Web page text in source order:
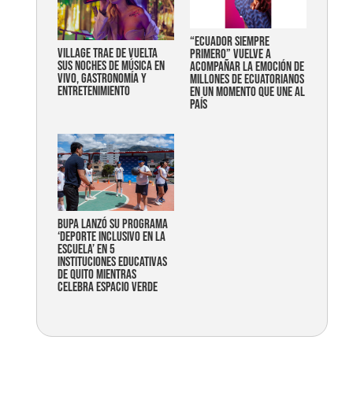
Village trae de vuelta
sus noches de música en
vivo, gastronomía y
entretenimiento
“Ecuador siempre
primero” vuelve a
acompañar la emoción de
millones de ecuatorianos
en un momento que une al
país
Bupa lanzó su programa
‘Deporte Inclusivo en la
Escuela’ en 5
instituciones educativas
de Quito mientras
celebra espacio verde